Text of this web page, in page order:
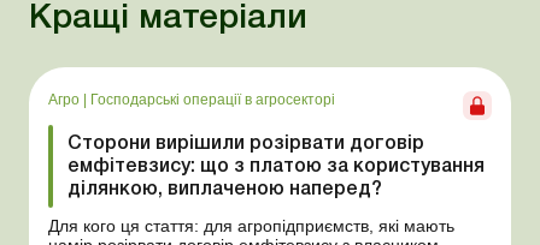
Кращі матеріали
Агро Господарські операції в агросекторі
Сторони вирішили розірвати договір
емфітевзису: що з платою за користування
ділянкою, виплаченою наперед?
Для кого ця стаття: для агропідприємств, які мають